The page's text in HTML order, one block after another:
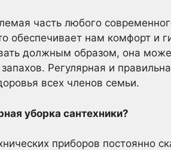
часть любого
обеспечивает нам комфорт и
должным образом, она
Регулярная и
всех членов семьи.
уборка сантехники?
приборов постоянно